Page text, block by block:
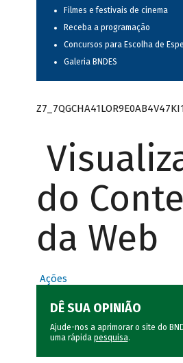
Filmes e festivais de cinema
Receba a programação
Concursos para Escolha de
Galeria BNDES
do
da Web
Ações
DÊ SUA OPINIÃO
Ajude-nos a aprimorar o site do
uma rápida pesquisa.